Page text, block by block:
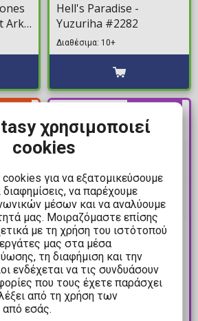
Ark -
Hell's Paradise -
Yuzuriha #2282
Διαθέσιμα: 10+
ORDER
16,90€
Φιγούρα Funko POP!
WNBA: Seattle Storm -
Lauren Jackson #06
χρησιμοποιεί
cookies
για να εξατομικεύσουμε
διαφημίσεις, να παρέχουμε
μέσων και να αναλύουμε
μας. Μοιραζόμαστε επίσης
με τη χρήση του ιστότοπού
μας στα μέσα
τη διαφήμιση και την
ενδέχεται να τις συνδυάσουν
που τους έχετε παράσχει
από τη χρήση των
εσάς.